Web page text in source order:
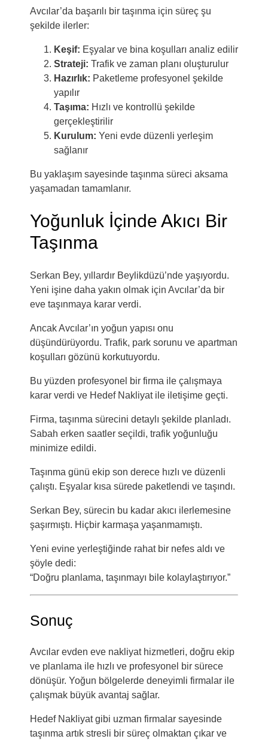
Avcılar’da başarılı bir taşınma için süreç şu
şekilde ilerler:
Keşif: Eşyalar ve bina koşulları analiz edilir
Strateji: Trafik ve zaman planı oluşturulur
Hazırlık: Paketleme profesyonel şekilde
yapılır
Taşıma: Hızlı ve kontrollü şekilde
gerçekleştirilir
Kurulum: Yeni evde düzenli yerleşim
sağlanır
Bu yaklaşım sayesinde taşınma süreci aksama
yaşamadan tamamlanır.
Yoğunluk İçinde Akıcı Bir
Taşınma
Serkan Bey, yıllardır Beylikdüzü’nde yaşıyordu.
Yeni işine daha yakın olmak için Avcılar’da bir
eve taşınmaya karar verdi.
Ancak Avcılar’ın yoğun yapısı onu
düşündürüyordu. Trafik, park sorunu ve apartman
koşulları gözünü korkutuyordu.
Bu yüzden profesyonel bir firma ile çalışmaya
karar verdi ve Hedef Nakliyat ile iletişime geçti.
Firma, taşınma sürecini detaylı şekilde planladı.
Sabah erken saatler seçildi, trafik yoğunluğu
minimize edildi.
Taşınma günü ekip son derece hızlı ve düzenli
çalıştı. Eşyalar kısa sürede paketlendi ve taşındı.
Serkan Bey, sürecin bu kadar akıcı ilerlemesine
şaşırmıştı. Hiçbir karmaşa yaşanmamıştı.
Yeni evine yerleştiğinde rahat bir nefes aldı ve
şöyle dedi:
“Doğru planlama, taşınmayı bile kolaylaştırıyor.”
Sonuç
Avcılar evden eve nakliyat hizmetleri, doğru ekip
ve planlama ile hızlı ve profesyonel bir sürece
dönüşür. Yoğun bölgelerde deneyimli firmalar ile
çalışmak büyük avantaj sağlar.
Hedef Nakliyat gibi uzman firmalar sayesinde
taşınma artık stresli bir süreç olmaktan çıkar ve